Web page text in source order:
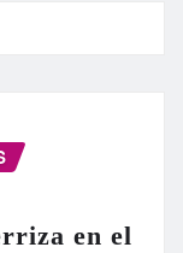
en el